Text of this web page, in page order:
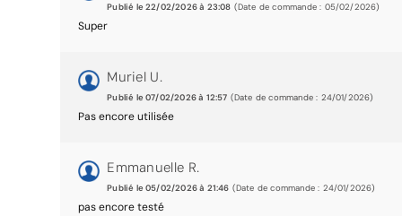
Publié le 22/02/2026 à 23:08 (Date de commande : 05/02/2026)
Super
Muriel U.
Publié le 07/02/2026 à 12:57 (Date de commande : 24/01/2026)
Pas encore utilisée
Emmanuelle R.
Publié le 05/02/2026 à 21:46 (Date de commande : 24/01/2026)
pas encore testé